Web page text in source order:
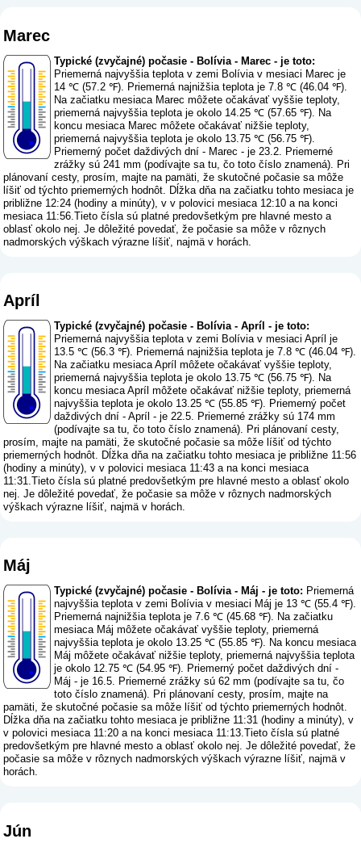
Marec
Typické (zvyčajné) počasie - Bolívia - Marec - je toto:
Priemerná najvyššia teplota v zemi Bolívia v mesiaci Marec je
14 ℃ (57.2 ℉). Priemerná najnižšia teplota je 7.8 ℃ (46.04 ℉).
Na začiatku mesiaca Marec môžete očakávať vyššie teploty,
priemerná najvyššia teplota je okolo 14.25 ℃ (57.65 ℉). Na
koncu mesiaca Marec môžete očakávať nižšie teploty,
priemerná najvyššia teplota je okolo 13.75 ℃ (56.75 ℉).
Priemerný počet daždivých dní - Marec - je 23.2. Priemerné
zrážky sú 241 mm (podívajte sa tu, čo toto číslo znamená). Pri
plánovaní cesty, prosím, majte na pamäti, že skutočné počasie sa môže
líšiť od týchto priemerných hodnôt. Dĺžka dňa na začiatku tohto mesiaca je
približne 12:24 (hodiny a minúty), v v polovici mesiaca 12:10 a na konci
mesiaca 11:56.Tieto čísla sú platné predovšetkým pre hlavné mesto a
oblasť okolo nej. Je dôležité povedať, že počasie sa môže v rôznych
nadmorských výškach výrazne líšiť, najmä v horách.
Apríl
Typické (zvyčajné) počasie - Bolívia - Apríl - je toto:
Priemerná najvyššia teplota v zemi Bolívia v mesiaci Apríl je
13.5 ℃ (56.3 ℉). Priemerná najnižšia teplota je 7.8 ℃ (46.04 ℉).
Na začiatku mesiaca Apríl môžete očakávať vyššie teploty,
priemerná najvyššia teplota je okolo 13.75 ℃ (56.75 ℉). Na
koncu mesiaca Apríl môžete očakávať nižšie teploty, priemerná
najvyššia teplota je okolo 13.25 ℃ (55.85 ℉). Priemerný počet
daždivých dní - Apríl - je 22.5. Priemerné zrážky sú 174 mm
(podívajte sa tu, čo toto číslo znamená). Pri plánovaní cesty,
prosím, majte na pamäti, že skutočné počasie sa môže líšiť od týchto
priemerných hodnôt. Dĺžka dňa na začiatku tohto mesiaca je približne 11:56
(hodiny a minúty), v v polovici mesiaca 11:43 a na konci mesiaca
11:31.Tieto čísla sú platné predovšetkým pre hlavné mesto a oblasť okolo
nej. Je dôležité povedať, že počasie sa môže v rôznych nadmorských
výškach výrazne líšiť, najmä v horách.
Máj
Typické (zvyčajné) počasie - Bolívia - Máj - je toto: Priemerná
najvyššia teplota v zemi Bolívia v mesiaci Máj je 13 ℃ (55.4 ℉).
Priemerná najnižšia teplota je 7.6 ℃ (45.68 ℉). Na začiatku
mesiaca Máj môžete očakávať vyššie teploty, priemerná
najvyššia teplota je okolo 13.25 ℃ (55.85 ℉). Na koncu mesiaca
Máj môžete očakávať nižšie teploty, priemerná najvyššia teplota
je okolo 12.75 ℃ (54.95 ℉). Priemerný počet daždivých dní -
Máj - je 16.5. Priemerné zrážky sú 62 mm (podívajte sa tu, čo
toto číslo znamená). Pri plánovaní cesty, prosím, majte na
pamäti, že skutočné počasie sa môže líšiť od týchto priemerných hodnôt.
Dĺžka dňa na začiatku tohto mesiaca je približne 11:31 (hodiny a minúty), v
v polovici mesiaca 11:20 a na konci mesiaca 11:13.Tieto čísla sú platné
predovšetkým pre hlavné mesto a oblasť okolo nej. Je dôležité povedať, že
počasie sa môže v rôznych nadmorských výškach výrazne líšiť, najmä v
horách.
Jún